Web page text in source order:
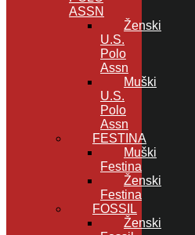
ASSN
Ženski
U.S.
Polo
Assn
Muški
U.S.
Polo
Assn
FESTINA
Muški
Festina
Ženski
Festina
FOSSIL
Ženski